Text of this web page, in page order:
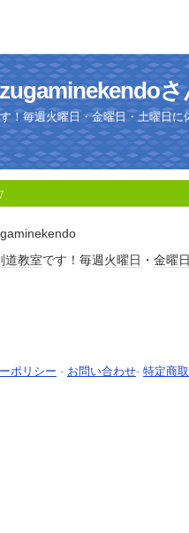
！毎週火曜日・金曜日・土曜日
道教室です！毎週火曜日 ・ 金曜
ポリシー - お問い合わせ- 特定商